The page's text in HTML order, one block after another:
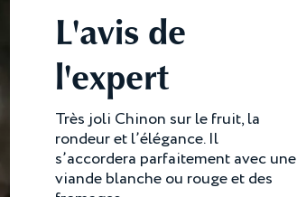
L'avis de
l'expert
Très joli Chinon sur le fruit, la
rondeur et l’élégance. Il
s’accordera parfaitement avec une
viande blanche ou rouge et des